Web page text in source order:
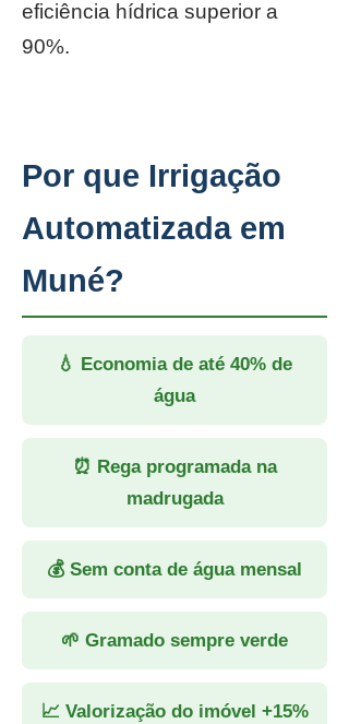
eficiência hídrica superior a
90%.
Por que Irrigação
Automatizada em
Muné?
💧 Economia de até 40% de
água
⏰ Rega programada na
madrugada
💰 Sem conta de água mensal
🌱 Gramado sempre verde
📈 Valorização do imóvel +15%